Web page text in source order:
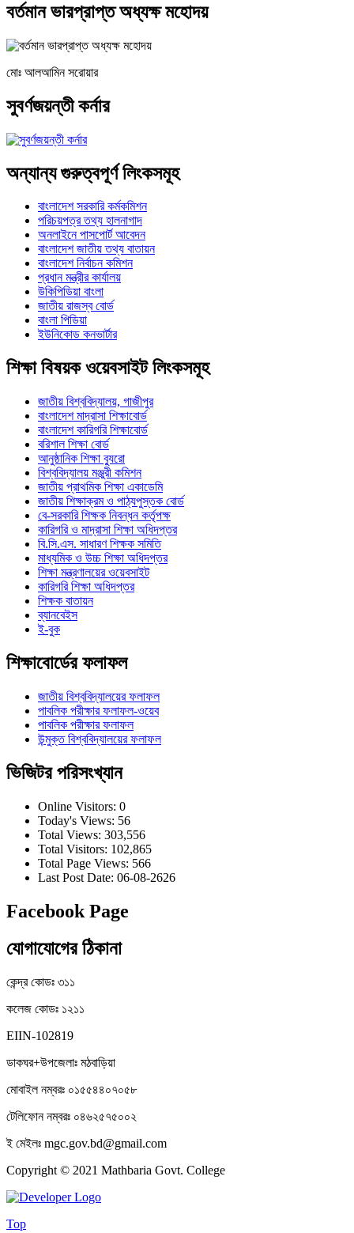
বর্তমান ভারপ্রাপ্ত অধ্যক্ষ মহোদয়
মোঃ আলআমিন সরোয়ার
সুবর্ণজয়ন্তী কর্নার
অন্যান্য গুরুত্বপূর্ণ লিংকসমূহ
বাংলাদেশ সরকারি কর্মকমিশন
পরিচয়পত্র তথ্য হালনাগাদ
অনলাইনে পাসপোর্ট আবেদন
বাংলাদেশ জাতীয় তথ্য বাতায়ন
বাংলাদেশ নির্বাচন কমিশন
প্রধান মন্ত্রীর কার্যালয়
উকিপিডিয়া বাংলা
জাতীয় রাজস্ব বোর্ড
বাংলা পিডিয়া
ইউনিকোড কনভার্টার
শিক্ষা বিষয়ক ওয়েবসাইট লিংকসমূহ
জাতীয় বিশ্ববিদ্যালয়, গাজীপুর
বাংলাদেশ মাদ্রাসা শিক্ষাবোর্ড
বাংলাদেশ কারিগরি শিক্ষাবোর্ড
বরিশাল শিক্ষা বোর্ড
আনুষ্ঠানিক শিক্ষা ব্যুরো
বিশ্ববিদ্যালয় মঞ্জুরী কমিশন
জাতীয় প্রাথমিক শিক্ষা একাডেমি
জাতীয় শিক্ষাক্রম ও পাঠ্যপুস্তক বোর্ড
বে-সরকারি শিক্ষক নিবন্ধন কর্তৃপক্ষ
কারিগরি ও মাদ্রাসা শিক্ষা অধিদপ্তর
বি.সি.এস. সাধারণ শিক্ষক সমিতি
মাধ্যমিক ও উচ্চ শিক্ষা অধিদপ্তর
শিক্ষা মন্ত্রণালয়ের ওয়েবসাইট
কারিগরি শিক্ষা অধিদপ্তর
শিক্ষক বাতায়ন
ব্যানবেইস
ই-বুক
শিক্ষাবোর্ডের ফলাফল
জাতীয় বিশ্ববিদ্যালয়ের ফলাফল
পাবলিক পরীক্ষার ফলাফল-ওয়েব
পাবলিক পরীক্ষার ফলাফল
উন্মুক্ত বিশ্ববিদ্যালয়ের ফলাফল
ভিজিটর পরিসংখ্যান
Online Visitors: 0
Today's Views: 56
Total Views: 303,556
Total Visitors: 102,865
Total Page Views: 566
Last Post Date: 06-08-2626
Facebook Page
যোগাযোগের ঠিকানা
কেন্দ্র কোডঃ ৩১১
কলেজ কোডঃ ১২১১
EIIN-102819
ডাকঘর+উপজেলাঃ মঠবাড়িয়া
মোবাইল নম্বরঃ ০১৫৫৪৪০৭০৫৮
টেলিফোন নম্বরঃ ০৪৬২৫৭৫০০২
ই মেইলঃ mgc.gov.bd@gmail.com
Copyright © 2021 Mathbaria Govt. College
Top